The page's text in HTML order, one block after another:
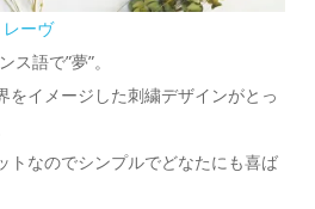
ーヴ
語で”夢”。
をイメージした刺繍デザインがとっ
トなのでシンプルでどなたにも喜ば